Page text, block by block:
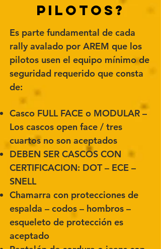
PILOTOS?
Es parte fundamental de cada
rally avalado por AREM que los
pilotos usen el equipo mínimo de
seguridad requerido que consta
de:
Casco FULL FACE o MODULAR –
Los cascos open face / tres
cuartos no son aceptados
DEBEN SER CASCOS CON
CERTIFICACION: DOT – ECE –
SNELL
Chamarra con protecciones de
espalda – codos – hombros –
esqueleto de protección es
aceptado